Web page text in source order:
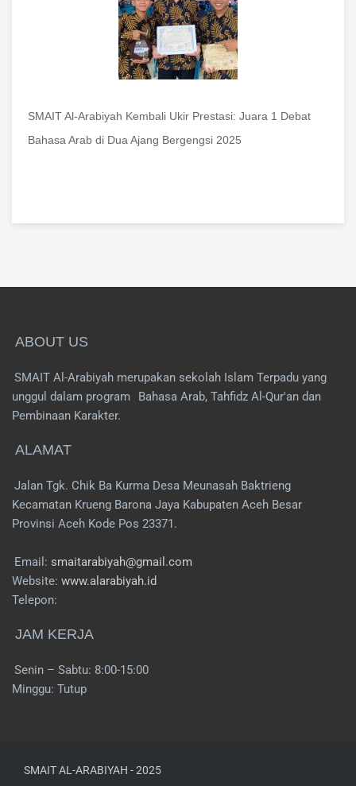
SMAIT Al-Arabiyah Kembali Ukir Prestasi: Juara 1 Debat
Bahasa Arab di Dua Ajang Bergengsi 2025
ABOUT US
SMAIT Al-Arabiyah merupakan sekolah Islam Terpadu yang
unggul dalam program
Bahasa Arab, Tahfidz Al-Qur'an dan
Pembinaan Karakter.
ALAMAT
Jalan Tgk. Chik Ba Kurma Desa Meunasah Baktrieng
Kecamatan Krueng Barona Jaya Kabupaten Aceh Besar
Provinsi Aceh Kode Pos 23371.
Email: smaitarabiyah@gmail.com
Website: www.alarabiyah.id
Telepon:
JAM KERJA
Senin – Sabtu: 8:00-15:00
Minggu: Tutup
SMAIT AL-ARABIYAH - 2025